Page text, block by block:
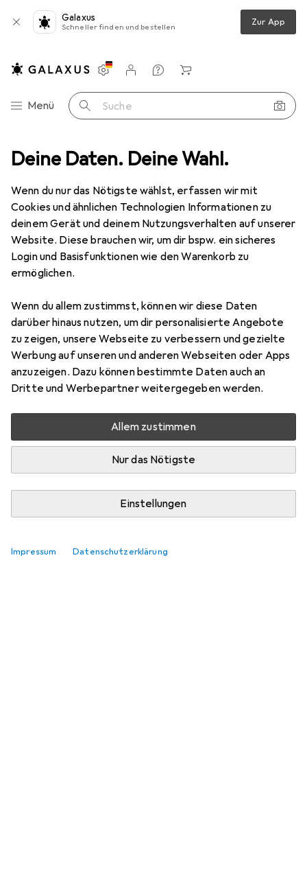
Deine Daten. Deine Wahl.
Wenn du nur das Nötigste wählst, erfassen wir mit
Cookies und ähnlichen Technologien Informationen zu
deinem Gerät und deinem Nutzungsverhalten auf unserer
Website. Diese brauchen wir, um dir bspw. ein sicheres
Login und Basisfunktionen wie den Warenkorb zu
ermöglichen.
Wenn du allem zustimmst, können wir diese Daten
darüber hinaus nutzen, um dir personalisierte Angebote
zu zeigen, unsere Webseite zu verbessern und gezielte
Werbung auf unseren und anderen Webseiten oder Apps
anzuzeigen. Dazu können bestimmte Daten auch an
Dritte und Werbepartner weitergegeben werden.
Allem zustimmen
Nur das Nötigste
Einstellungen
Impressum Datenschutzerklärung
Galaxus
Schneller finden und bestellen Zur App
Navigation nach Kategorien
Menü Suche
Einstellungen
Kundenkonto
Vergleichslisten
Merklisten
Warenkorb
Spiele + Puzzles Puzzle Dodo Im Zoo
EUR
7,49 bei 3 Stück
DodoIm Zoo
80 Teile
Hier findest du passendes Zubehör zum Produkt Dodo Im
Zoo.
Relevanz
Produktliste